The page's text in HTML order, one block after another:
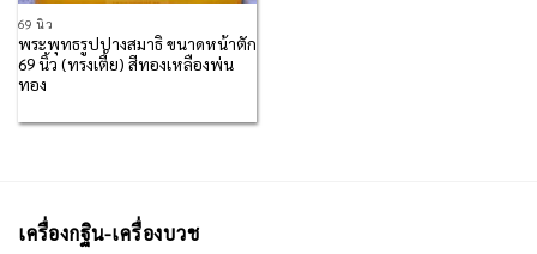
69 นิ้ว
พระพุทธรูปปางสมาธิ ขนาดหน้าตัก
69 นิ้ว (ทรงเตี้ย) สีทองเหลืองพ่น
ทอง
เครื่องกฐิน-เครื่องบวช